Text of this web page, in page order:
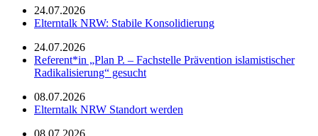
24.07.2026
Elterntalk NRW: Stabile Konsolidierung
24.07.2026
Referent*in „Plan P. – Fachstelle Prävention islamistischer
Radikalisierung“ gesucht
08.07.2026
Elterntalk NRW Standort werden